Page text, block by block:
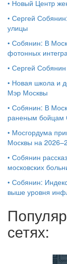
• Новый Центр
• Сергей
улицы
• Собянин: В
фотонных
• Сергей
• Новая школа и
Мэр Москвы
• Собянин: В
раненым
• Мосгордума
Москвы на
• Собянин
московских
• Собянин:
выше уровня
сетях: